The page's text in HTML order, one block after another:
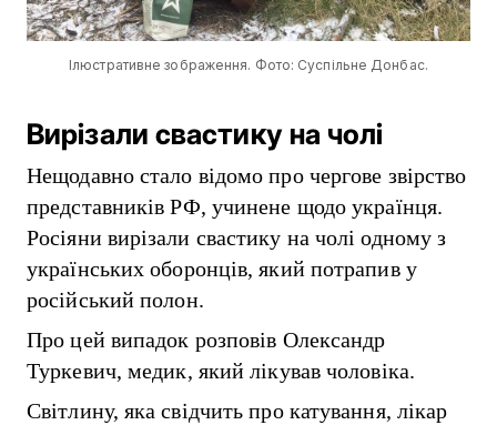
Ілюстративне зображення. Фото: Суспільне Донбас.
Вирізали свастику на чолі
Нещодавно стало відомо про чергове звірство
представників РФ, учинене щодо українця.
Росіяни вирізали свастику на чолі одному з
українських оборонців, який потрапив у
російський полон.
Про цей випадок розповів Олександр
Туркевич, медик, який лікував чоловіка.
Світлину, яка свідчить про катування, лікар